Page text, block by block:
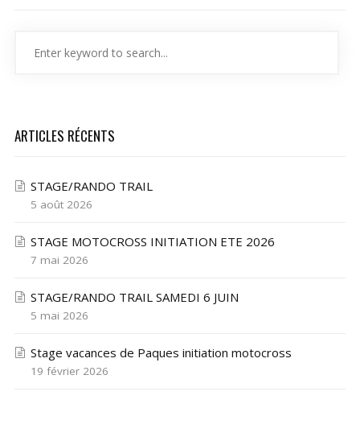
ARTICLES RÉCENTS
STAGE/RANDO TRAIL
5 août 2026
STAGE MOTOCROSS INITIATION ETE 2026
7 mai 2026
STAGE/RANDO TRAIL SAMEDI 6 JUIN
5 mai 2026
Stage vacances de Paques initiation motocross
19 février 2026